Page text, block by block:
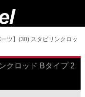
ーツ】(30) スタビリンクロッ
クロッド Bタイプ 2